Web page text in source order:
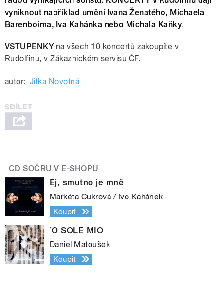
vyniknout například umění Ivana Ženatého, Michaela
Barenboima, Iva Kahánka nebo Michala Kaňky.
VSTUPENKYna všech 10 koncertů zakoupíte v
Rudolfinu, v Zákaznickém servisu ČF.
autor: Jitka Novotná
CD SOČRU V E-SHOPU
Ej, smutno je mně
Markéta Cukrová / Ivo Kahánek
Koupit
´O SOLE MIO
Daniel Matoušek
Koupit